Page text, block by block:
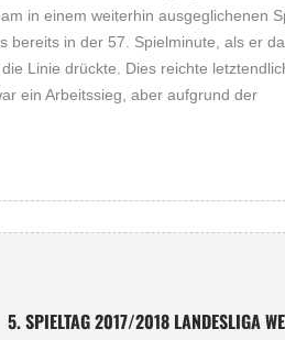
in einem weiterhin ausgeglichenen
bereits in der 57. Spielminute, als er
Linie drückte. Dies reichte
ein Arbeitssieg, aber aufgrund der
5. SPIELTAG 2017/2018 LANDESLIGA